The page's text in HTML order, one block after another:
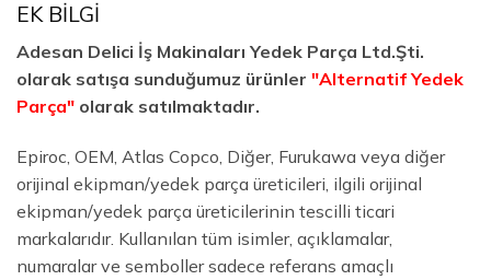
EK BİLGİ
Adesan Delici İş Makinaları Yedek Parça Ltd.Şti.
olarak satışa sunduğumuz ürünler "Alternatif Yedek
Parça" olarak satılmaktadır.
Epiroc, OEM, Atlas Copco, Diğer, Furukawa veya diğer
orijinal ekipman/yedek parça üreticileri, ilgili orijinal
ekipman/yedek parça üreticilerinin tescilli ticari
markalarıdır. Kullanılan tüm isimler, açıklamalar,
numaralar ve semboller sadece referans amaçlı